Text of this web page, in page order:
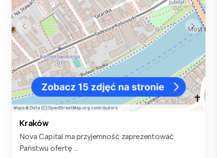
Kraków
Nova Capital ma przyjemność zaprezentować
Państwu ofertę ...